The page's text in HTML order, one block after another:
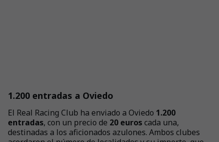
1.200 entradas a Oviedo
El Real Racing Club ha enviado a Oviedo 1.200
entradas, con un precio de 20 euroscada una,
destinadas a los aficionados azulones. Ambos clubes